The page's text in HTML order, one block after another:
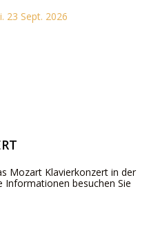
23 Sept. 2026
Mozart Klavierkonzert in der
Informationen besuchen Sie